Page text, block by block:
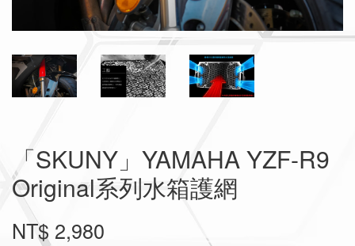
「SKUNY」YAMAHA YZF-R9
Original系列水箱護網
NT$ 2,980